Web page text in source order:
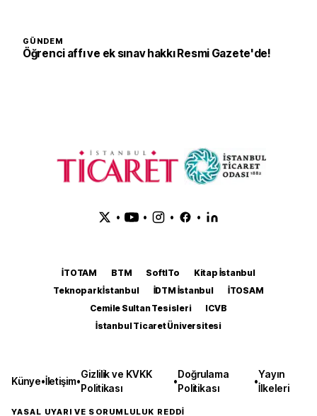
GÜNDEM
Öğrenci affı ve ek sınav hakkı Resmi Gazete'de!
• • • •
İTOTAM BTM SoftITo
Kitap İstanbul
Teknopark İstanbul
İDTM İstanbul
İTOSAM
Cemile Sultan Tesisleri
ICVB
İstanbul Ticaret Üniversitesi
Künye•İletişim•
Gizlilik ve KVKK
Politikası
•
Doğrulama
Politikası
•
Yayın
İlkeleri
YASAL UYARI VE SORUMLULUK REDDİ